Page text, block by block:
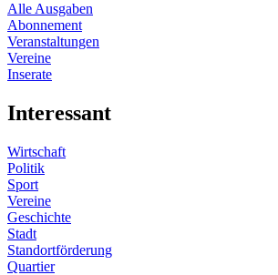
Alle Ausgaben
Abonnement
Veranstaltungen
Vereine
Inserate
Interessant
Wirtschaft
Politik
Sport
Vereine
Geschichte
Stadt
Standortförderung
Quartier